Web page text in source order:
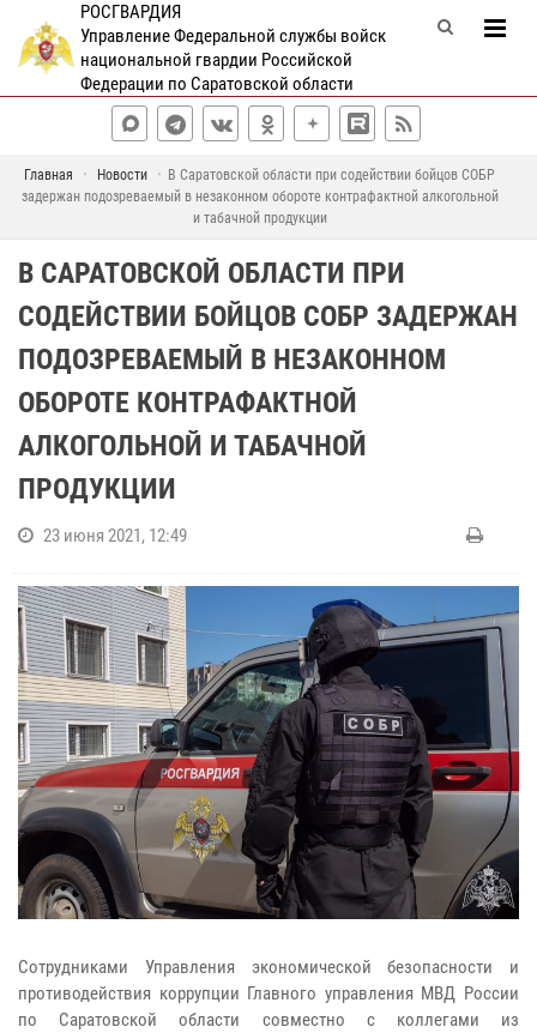
РОСГВАРДИЯ
Управление Федеральной службы войск
национальной гвардии Российской
Федерации по Саратовской области
Главная Новости
В Саратовской области при содействии бойцов СОБР
задержан подозреваемый в незаконном обороте контрафактной алкогольной
и табачной продукции
В САРАТОВСКОЙ ОБЛАСТИ ПРИ
СОДЕЙСТВИИ БОЙЦОВ СОБР ЗАДЕРЖАН
ПОДОЗРЕВАЕМЫЙ В НЕЗАКОННОМ
ОБОРОТЕ КОНТРАФАКТНОЙ
АЛКОГОЛЬНОЙ И ТАБАЧНОЙ
ПРОДУКЦИИ
23 июня 2021, 12:49
Сотрудниками Управления экономической безопасности и
противодействия коррупции Главного управления МВД России
по Саратовской области совместно с коллегами из